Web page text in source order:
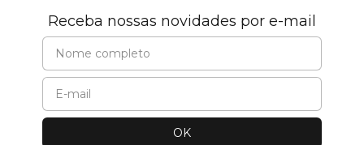
Receba nossas novidades por e-mail